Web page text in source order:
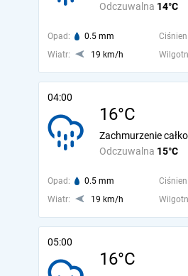
Odczuwalna 14°C
Opad: 0.5 mm
Wiatr:
19 km/h
04:00
16°C
Odczuwalna 15°C
Zachmurzenie
Opad: 0.5 mm
Wiatr:
19 km/h
05:00
16°C